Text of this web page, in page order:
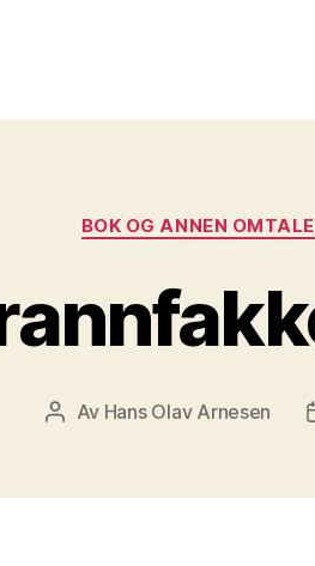
BOK OG ANNEN OMTALE
Innleggsforfatter
Av Hans Olav Arnesen